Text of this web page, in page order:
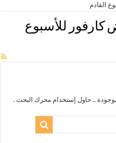
القادم
للأسبوع
.. حاول إستخدام محرك البحث .